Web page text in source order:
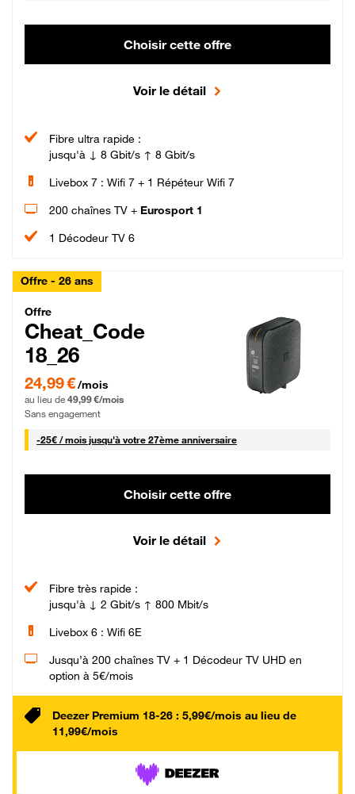
Choisir cette offre
Voir le détail
Fibre ultra rapide :
jusqu'à ↓ 8 Gbit/s ↑ 8 Gbit/s
Livebox 7 : Wifi 7 + 1 Répéteur Wifi 7
200 chaînes TV + Eurosport 1
1 Décodeur TV 6
Offre - 26 ans
Cheat_Code Fibre_18_26
Offre
Cheat_Code
18_26
24,99 € par mois pendant 0 mois puis 49,99 € par mois, Sans engagement
24,99 €/mois
au lieu de 49,99 €/mois
Sans engagement
-25€ / mois25 € par mois
jusqu'à votre 27ème anniversaire
Choisir cette offre
Voir le détail
Fibre très rapide :
jusqu'à ↓ 2 Gbit/s ↑ 800 Mbit/s
Livebox 6 : Wifi 6E
Jusqu’à 200 chaînes TV + 1 Décodeur TV UHD en
option à 5€/mois
Deezer Premium 18-26 : 5,99€/mois au lieu de
11,99€/mois